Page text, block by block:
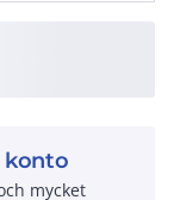
konto
mycket